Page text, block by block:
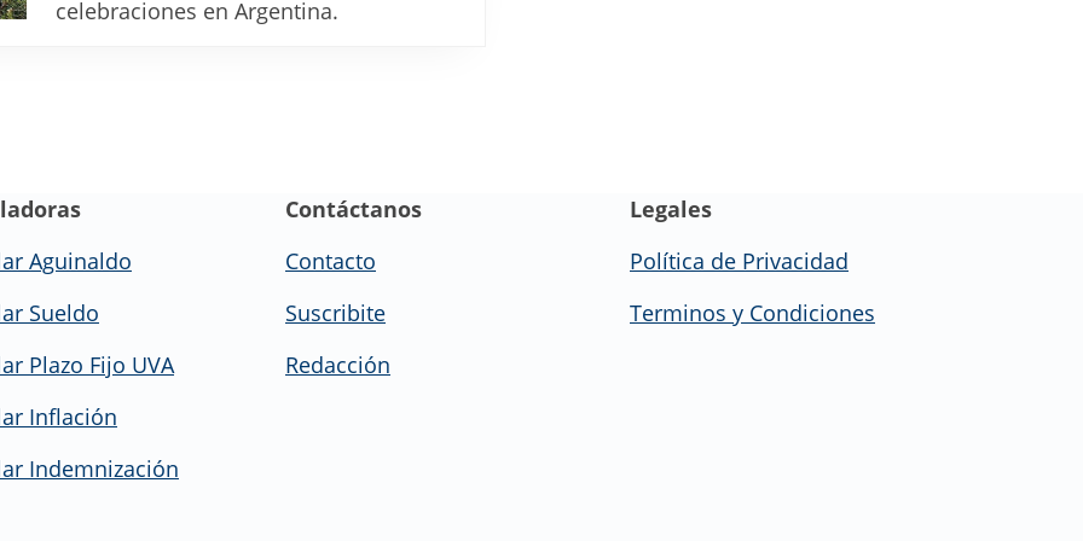
celebraciones en Argentina.
Aguinaldo
Sueldo
Plazo Fijo UVA
Inflación
Indemnización
Contáctanos
Contacto
Suscribite
Redacción
Legales
Política de Privacidad
Terminos y Condiciones